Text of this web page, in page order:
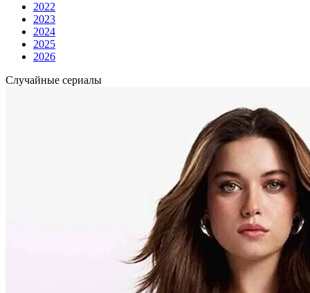
2022
2023
2024
2025
2026
Случайные сериалы